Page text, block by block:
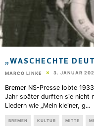
„WASCHECHTE
MARCO LINKE 3. JANUAR
Bremer NS-Presse lobte
Jahr später durften sie nicht
Liedern wie „Mein kleiner, g...
BREMEN KULTUR MITTE